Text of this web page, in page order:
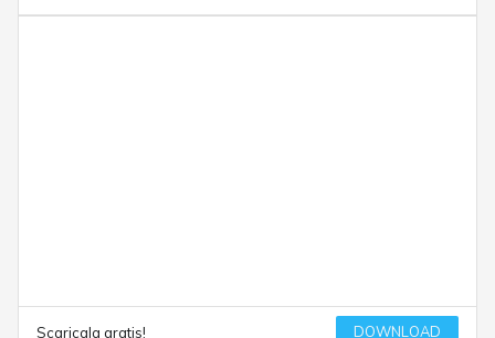
Scaricala gratis! DOWNLOAD